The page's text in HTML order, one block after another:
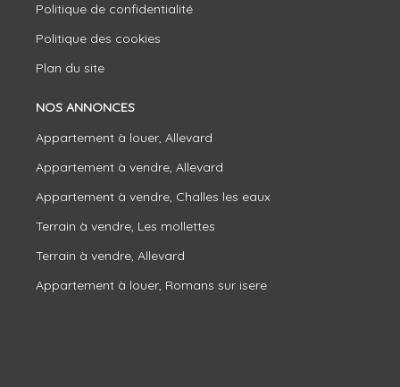
Politique de confidentialité
Politique des cookies
Plan du site
NOS ANNONCES
Appartement à louer, Allevard
Appartement à vendre, Allevard
Appartement à vendre, Challes les eaux
Terrain à vendre, Les mollettes
Terrain à vendre, Allevard
Appartement à louer, Romans sur isere